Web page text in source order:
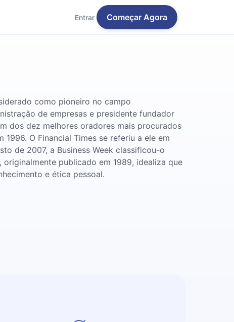
Entrar Começar Agora
como pioneiro no campo
de empresas e presidente fundador
dos dez melhores oradores mais procurados
O Financial Times se referiu a ele em
de 2007, a Business Week classificou-o
publicado em 1989, idealiza que
e ética pessoal.